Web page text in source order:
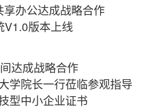
办公达成战略合作
V1.0版本上线
达成战略合作
学院长一行莅临参观指导
型中小企业证书